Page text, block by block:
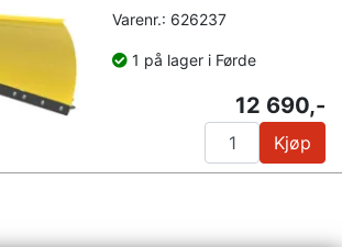
Varenr.: 626237
1 på lager i Førde
12 690,-
Kjøp